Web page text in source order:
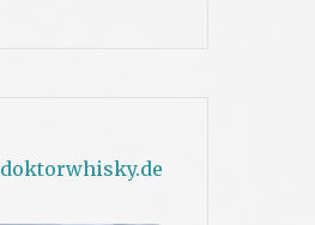
doktorwhisky.de